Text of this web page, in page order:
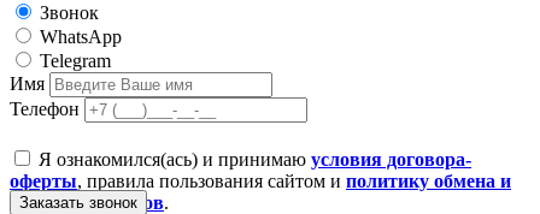
Звонок
WhatsApp
Telegram
Имя
Телефон
Я ознакомился(ась) и принимаю условия договора-
оферты, правила пользования сайтом и политику обмена и
возврата товаров.
Заказать звонок